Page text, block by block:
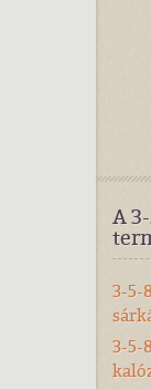
A
3-5-
3-5-